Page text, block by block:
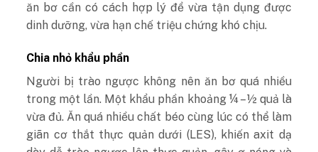
ăn bơ cần có cách hợp lý để vừa tận dụng được
dinh dưỡng, vừa hạn chế triệu chứng khó chịu.
Chia nhỏ khẩu phần
Người bị trào ngược không nên ăn bơ quá nhiều
trong một lần. Một khẩu phần khoảng ¼ – ½ quả là
vừa đủ. Ăn quá nhiều chất béo cùng lúc có thể làm
giãn cơ thắt thực quản dưới (LES), khiến axit dạ